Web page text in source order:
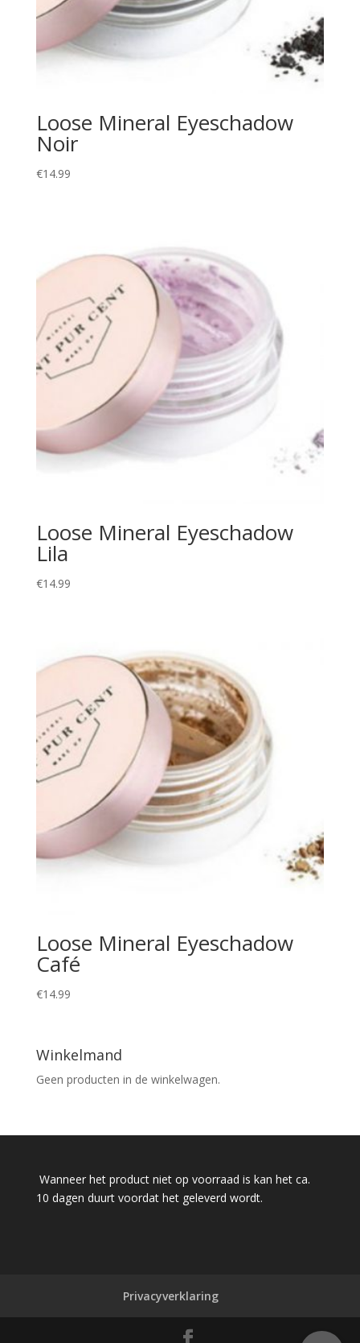
Loose Mineral Eyeschadow
Noir
€14.99
Loose Mineral Eyeschadow
Lila
€14.99
Loose Mineral Eyeschadow
Café
€14.99
Winkelmand
Geen producten in de winkelwagen.
Wanneer het product niet op voorraad is kan het ca.
10 dagen duurt voordat het geleverd wordt.
Privacyverklaring